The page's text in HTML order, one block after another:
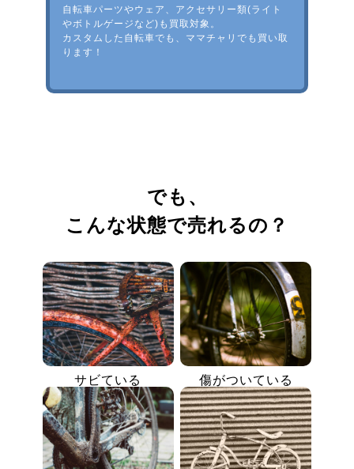
自転車パーツやウェア、アクセサリー類(ライト
やボトルゲージなど)も買取対象。
カスタムした自転車でも、ママチャリでも買い取
ります！
でも、
こんな状態で売れるの？
サビている 傷がついている